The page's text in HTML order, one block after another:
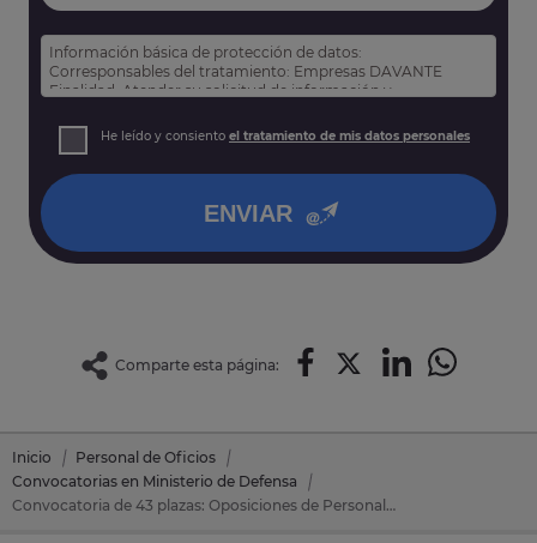
Información básica de protección de datos:
Corresponsables del tratamiento: Empresas DAVANTE
Finalidad: Atender su solicitud de información y
Derechos: Puede acceder, rectificar y suprimir sus datos,
así como otros derechos tal y como se explica en nuestra
He leído y consiento el tratamiento de mis datos personales
ENVIAR
Comparte esta página:
Inicio
Personal de Oficios
Convocatorias en Ministerio de Defensa
Convocatoria de 43 plazas: Oposiciones de Personal de Oficios en Ministerio de Defensa